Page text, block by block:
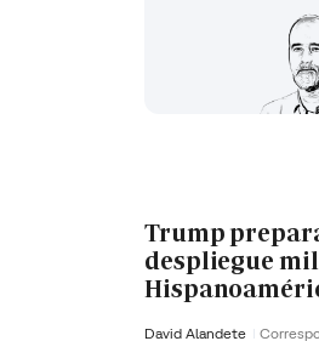
Trump
despliegue
David Alandete